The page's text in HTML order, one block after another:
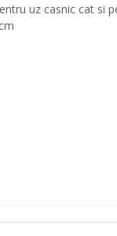
uz casnic cat si